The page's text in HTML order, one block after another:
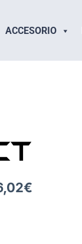
ACCESORIO
€